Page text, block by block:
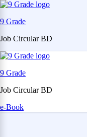
9 Grade
Job Circular BD
Skip
content
Enter)
9 Grade
Job Circular BD
e-Book